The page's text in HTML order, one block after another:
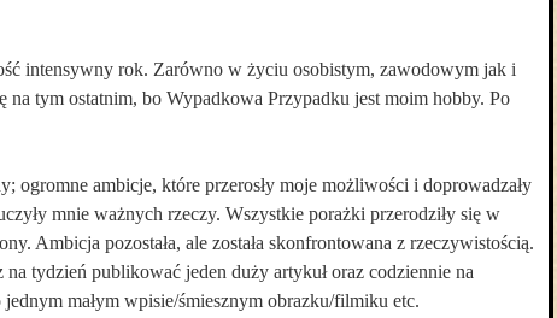
intensywny rok. Zarówno w życiu osobistym, zawodowym jak i
na tym ostatnim, bo Wypadkowa Przypadku jest moim hobby. Po
ogromne ambicje, które przerosły moje możliwości i doprowadzały
mnie ważnych rzeczy. Wszystkie porażki przerodziły się w
Ambicja pozostała, ale została skonfrontowana z rzeczywistością.
na tydzień publikować jeden duży artykuł oraz codziennie na
małym wpisie/śmiesznym obrazku/filmiku etc.